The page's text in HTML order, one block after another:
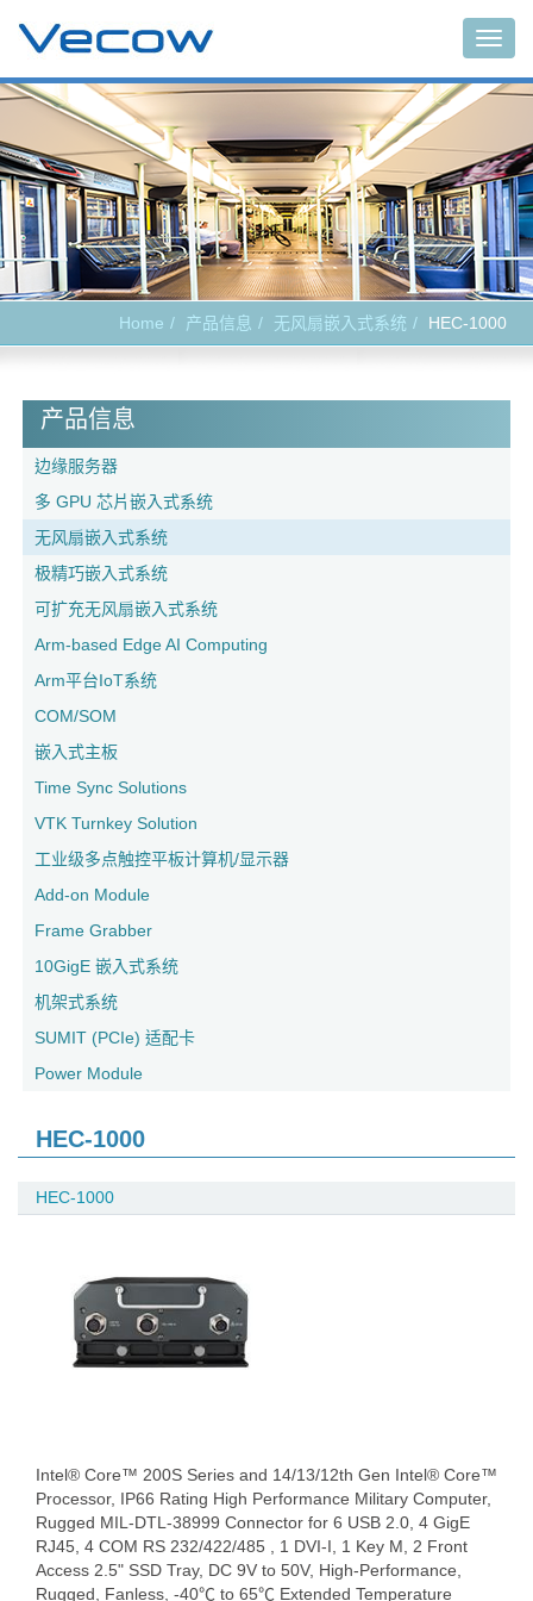
Home 产品信息 无风扇嵌入式系统 HEC-1000
产品信息
边缘服务器
多 GPU 芯片嵌入式系统
无风扇嵌入式系统
极精巧嵌入式系统
可扩充无风扇嵌入式系统
Arm-based Edge AI Computing
Arm平台IoT系统
COM/SOM
嵌入式主板
Time Sync Solutions
VTK Turnkey Solution
工业级多点触控平板计算机/显示器
Add-on Module
Frame Grabber
10GigE 嵌入式系统
机架式系统
SUMIT (PCIe) 适配卡
Power Module
HEC-1000
HEC-1000
Intel® Core™ 200S Series and 14/13/12th Gen Intel® Core™
Processor, IP66 Rating High Performance Military Computer,
Rugged MIL-DTL-38999 Connector for 6 USB 2.0, 4 GigE
RJ45, 4 COM RS 232/422/485 , 1 DVI-I, 1 Key M, 2 Front
Access 2.5" SSD Tray, DC 9V to 50V, High-Performance,
Rugged, Fanless, -40℃ to 65℃ Extended Temperature